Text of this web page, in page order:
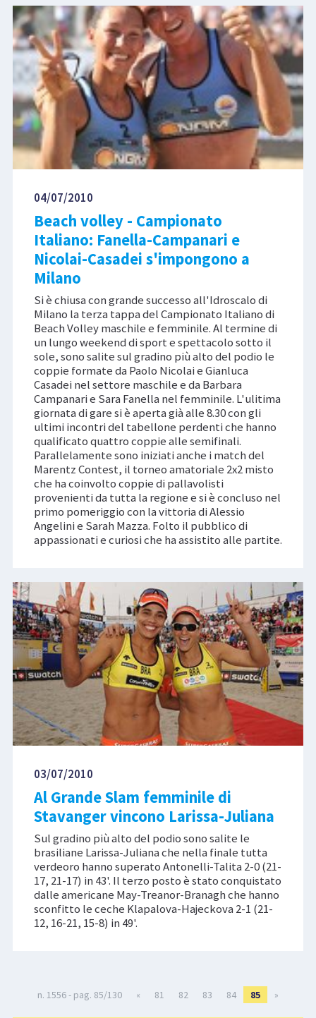
04/07/2010
Beach volley - Campionato
Italiano: Fanella-Campanari e
Nicolai-Casadei s'impongono a
Milano
Si è chiusa con grande successo all'Idroscalo di
Milano la terza tappa del Campionato Italiano di
Beach Volley maschile e femminile. Al termine di
un lungo weekend di sport e spettacolo sotto il
sole, sono salite sul gradino più alto del podio le
coppie formate da Paolo Nicolai e Gianluca
Casadei nel settore maschile e da Barbara
Campanari e Sara Fanella nel femminile. L'ulitima
giornata di gare si è aperta già alle 8.30 con gli
ultimi incontri del tabellone perdenti che hanno
qualificato quattro coppie alle semifinali.
Parallelamente sono iniziati anche i match del
Marentz Contest, il torneo amatoriale 2x2 misto
che ha coinvolto coppie di pallavolisti
provenienti da tutta la regione e si è concluso nel
primo pomeriggio con la vittoria di Alessio
Angelini e Sarah Mazza. Folto il pubblico di
appassionati e curiosi che ha assistito alle partite.
03/07/2010
Al Grande Slam femminile di
Stavanger vincono Larissa-Juliana
Sul gradino più alto del podio sono salite le
brasiliane Larissa-Juliana che nella finale tutta
verdeoro hanno superato Antonelli-Talita 2-0 (21-
17, 21-17) in 43'. Il terzo posto è stato conquistato
dalle americane May-Treanor-Branagh che hanno
sconfitto le ceche Klapalova-Hajeckova 2-1 (21-
12, 16-21, 15-8) in 49'.
n. 1556 - pag. 85/130 « 81 82 83 84 85 »